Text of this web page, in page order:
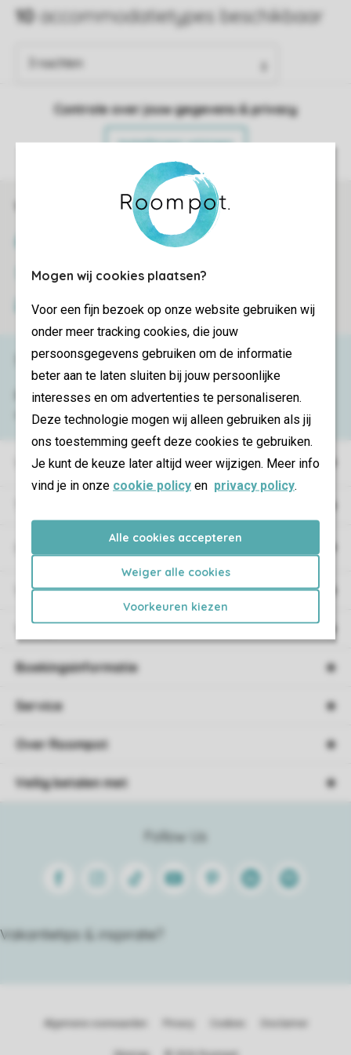
Mogen wij cookies plaatsen?
Voor een fijn bezoek op onze website gebruiken wij
onder meer tracking cookies, die jouw
persoonsgegevens gebruiken om de informatie
beter aan te laten sluiten bij jouw persoonlijke
interesses en om advertenties te personaliseren.
Deze technologie mogen wij alleen gebruiken als jij
ons toestemming geeft deze cookies te gebruiken.
Je kunt de keuze later altijd weer wijzigen. Meer info
vind je in onze cookie policy en privacy policy.
Alle cookies accepteren
Weiger alle cookies
Voorkeuren kiezen
Controle over jouw gegevens & privacy
Instellingen wijzigen
Veilig en snel online boeken
Veilige gegevensoverdracht
Veilige betaling
Vakantieparken
Campings
Vakantieverblijf
Verblijf
Service & contact
Bekijk deveelgestelde vragenof neem
contact op met het Contact Center .
Follow Us
FacebookInstagram
Tiktok Youtube PinterestLinkedinSpotify
Vakantietips & inspiratie?
Boekingsinformatie
Service
Over Roompot
Veilig betalen met